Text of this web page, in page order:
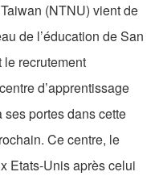
(NTNU) vient de
de l’éducation de San
recrutement
d’apprentissage
portes dans cette
Ce centre, le
Etats-Unis après celui